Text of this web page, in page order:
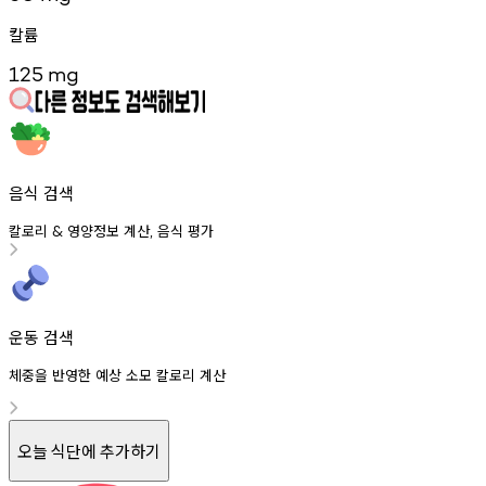
칼륨
125 mg
음식 검색
칼로리 & 영양정보 계산, 음식 평가
운동 검색
체중을 반영한 예상 소모 칼로리 계산
오늘 식단에 추가하기